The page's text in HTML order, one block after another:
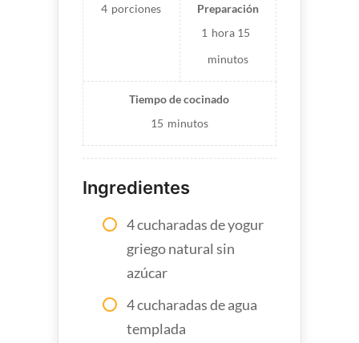
4 porciones
Preparación
1 hora 15
minutos
Tiempo de cocinado
15 minutos
Ingredientes
4 cucharadas de yogur
griego natural sin
azúcar
4 cucharadas de agua
templada